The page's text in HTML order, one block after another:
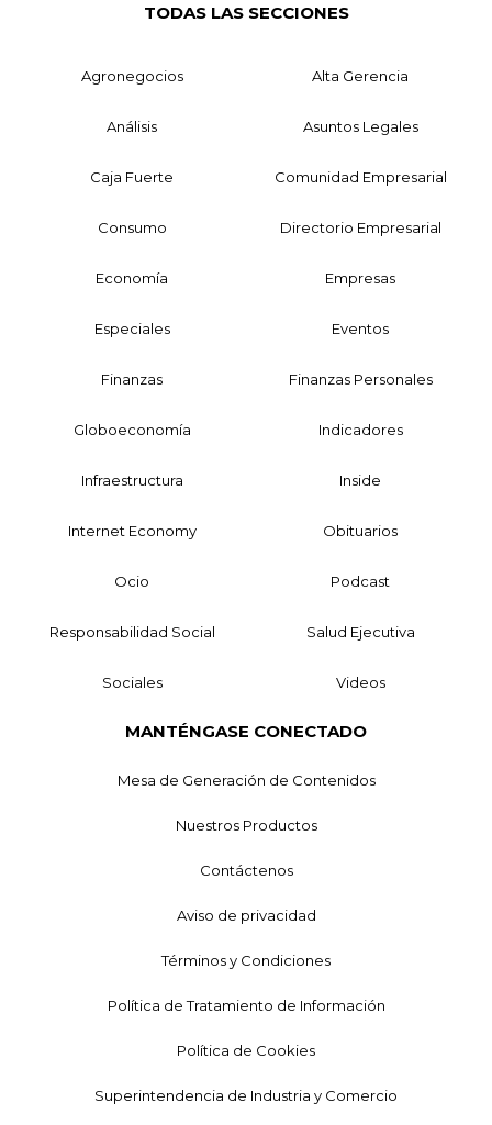
TODAS LAS SECCIONES
Agronegocios Alta Gerencia
Análisis Asuntos Legales
Caja Fuerte Comunidad Empresarial
Consumo Directorio Empresarial
Economía Empresas
Especiales Eventos
Finanzas Finanzas Personales
Globoeconomía Indicadores
Infraestructura Inside
Internet Economy Obituarios
Ocio Podcast
Responsabilidad Social Salud Ejecutiva
Sociales Videos
MANTÉNGASE CONECTADO
Mesa de Generación de Contenidos
Nuestros Productos
Contáctenos
Aviso de privacidad
Términos y Condiciones
Política de Tratamiento de Información
Política de Cookies
Superintendencia de Industria y Comercio